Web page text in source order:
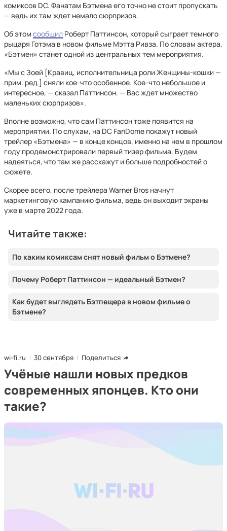
комиксов DC. Фанатам Бэтмена его точно не стоит пропускать
— ведь их там ждет немало сюрпризов.
Об этом сообщил Роберт Паттинсон, который сыграет темного
рыцаря Готэма в новом фильме Мэтта Ривза. По словам актера,
«Бэтмен» станет одной из центральных тем мероприятия.
«Мы с Зоей [Кравиц, исполнительница роли Женщины-кошки —
прим. ред.] сняли кое-что особенное. Кое-что небольшое и
интересное, — сказал Паттинсон. — Вас ждет множество
маленьких сюрпризов».
Вполне возможно, что сам Паттинсон тоже появится на
мероприятии. По слухам, на DC FanDome покажут новый
трейлер «Бэтмена» — в конце концов, именно на нем в прошлом
году продемонстрировали первый тизер фильма. Будем
надеяться, что там же расскажут и больше подробностей о
сюжете.
Скорее всего, после трейлера Warner Bros начнут
маркетинговую кампанию фильма, ведь он выходит экраны
уже в марте 2022 года.
Читайте также:
По каким комиксам снят новый фильм о Бэтмене?
Почему Роберт Паттинсон — идеальный Бэтмен?
Как будет выглядеть Бэтпещера в новом фильме о
Бэтмене?
wi-fi.ru 30 сентября Поделиться
Учёные нашли новых предков
современных японцев. Кто они
такие?